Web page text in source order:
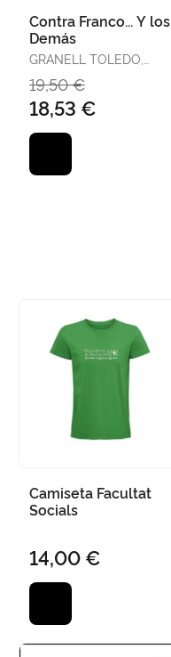
Contra Franco... Y los
Demás
GRANELL TOLEDO,
19,50 €
18,53 €
Camiseta Facultat
Socials
14,00 €